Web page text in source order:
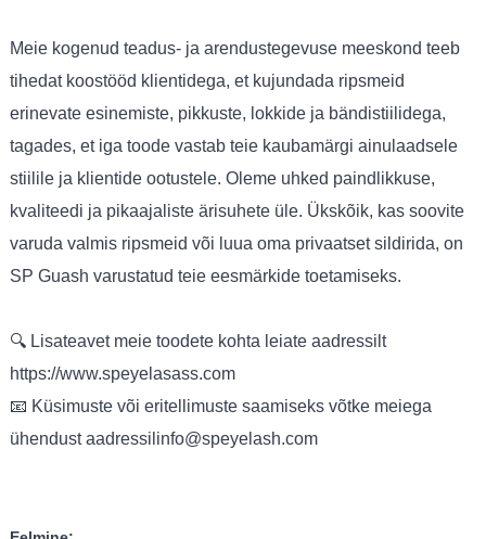
Meie kogenud teadus- ja arendustegevuse meeskond teeb
tihedat koostööd klientidega, et kujundada ripsmeid
erinevate esinemiste, pikkuste, lokkide ja bändistiilidega,
tagades, et iga toode vastab teie kaubamärgi ainulaadsele
stiilile ja klientide ootustele. Oleme uhked paindlikkuse,
kvaliteedi ja pikaajaliste ärisuhete üle. Ükskõik, kas soovite
varuda valmis ripsmeid või luua oma privaatset sildirida, on
SP Guash varustatud teie eesmärkide toetamiseks.
🔍 Lisateavet meie toodete kohta leiate aadressilt
https://www.speyelasass.com
📧 Küsimuste või eritellimuste saamiseks võtke meiega
ühendust aadressil info@speyelash.com